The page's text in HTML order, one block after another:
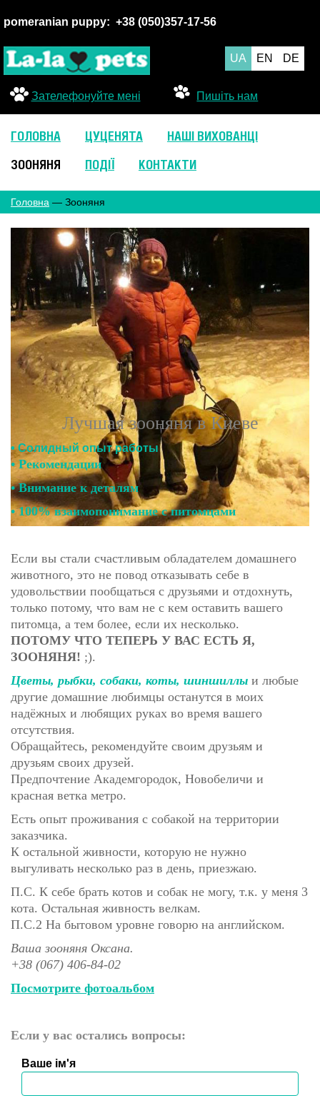
pomeranian puppy: +38 (050)357-17-56
UA EN DE
Зателефонуйте мені Пишіть нам
ГОЛОВНА ЦУЦЕНЯТА НАШІ ВИХОВАНЦІ
ЗООНЯНЯ ПОДІЇ КОНТАКТИ
Головна — Зооняня
Лучшая зооняня в Киеве
• Солидный опыт работы
• Рекомендации
• Внимание к деталям
• 100% взаимопонимание с питомцами
Если вы стали счастливым обладателем домашнего
животного, это не повод отказывать себе в
удовольствии пообщаться с друзьями и отдохнуть,
только потому, что вам не с кем оставить вашего
питомца, а тем более, если их несколько.
ПОТОМУ ЧТО ТЕПЕРЬ У ВАС ЕСТЬ Я,
ЗООНЯНЯ! ;).
Цветы, рыбки, собаки, коты, шиншиллы и любые
другие домашние любимцы останутся в моих
надёжных и любящих руках во время вашего
отсутствия.
Обращайтесь, рекомендуйте своим друзьям и
друзьям своих друзей.
Предпочтение Академгородок, Новобеличи и
красная ветка метро.
Есть опыт проживания с собакой на территории
заказчика.
К остальной живности, которую не нужно
выгуливать несколько раз в день, приезжаю.
П.С. К себе брать котов и собак не могу, т.к. у меня 3
кота. Остальная живность велкам.
П.С.2 На бытовом уровне говорю на английском.
Ваша зооняня Оксана.
+38 (067) 406-84-02
Посмотрите фотоальбом
Если у вас остались вопросы:
Ваше ім'я